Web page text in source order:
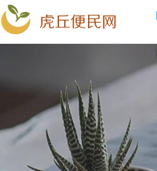
虎丘便民网